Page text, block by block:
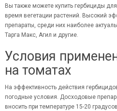
Вы также можете купить гербициды
время вегетации растений. Высокий
препараты, среди них наиболее
Тарга Макс, Агил и другие.
Условия
на томатах
На эффективность действия
погодные условия. Досходовые
вносить при температуре 15-20